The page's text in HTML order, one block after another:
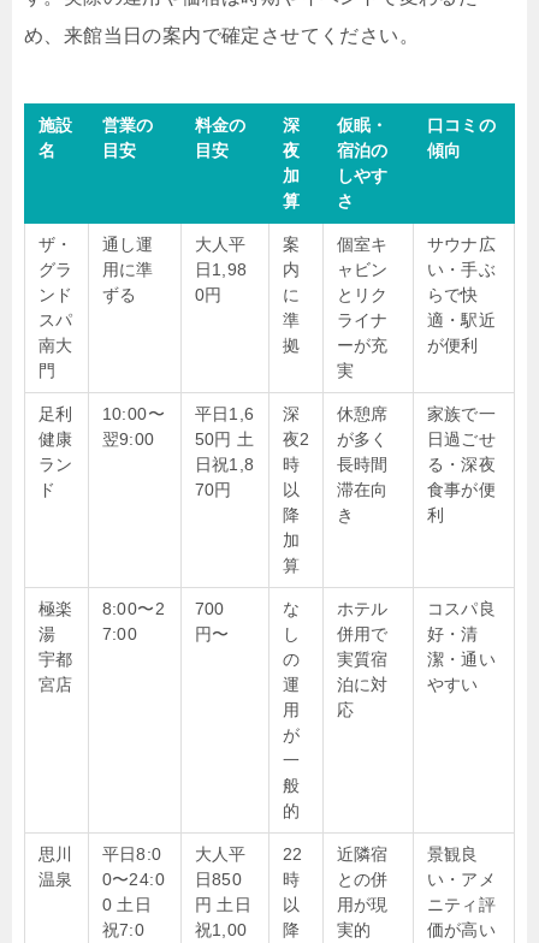
め、来館当日の案内で確定させてください。
施設
名
営業の
目安
料金の
目安
深
夜
加
算
仮眠・
宿泊の
しやす
さ
口コミの
傾向
ザ・
グラ
ンド
スパ
南大
門
通し運
用に準
ずる
大人平
日1,98
0円
案
内
に
準
拠
個室キ
ャビン
とリク
ライナ
ーが充
実
サウナ広
い・手ぶ
らで快
適・駅近
が便利
足利
健康
ラン
ド
10:00〜
翌9:00
平日1,6
50円 土
日祝1,8
70円
深
夜2
時
以
降
加
算
休憩席
が多く
長時間
滞在向
き
家族で一
日過ごせ
る・深夜
食事が便
利
極楽
湯
宇都
宮店
8:00〜2
7:00
700
円〜
な
し
の
運
用
が
一
般
的
ホテル
併用で
実質宿
泊に対
応
コスパ良
好・清
潔・通い
やすい
思川
温泉
平日8:0
0〜24:0
0 土日
祝7:0
大人平
日850
円 土日
祝1,00
22
時
以
降
近隣宿
との併
用が現
実的
景観良
い・アメ
ニティ評
価が高い